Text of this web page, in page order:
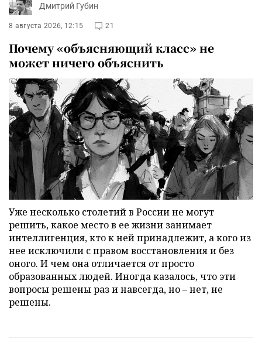
Дмитрий Губин
8 августа 2026, 12:15 21
Почему «объясняющий класс» не
может ничего объяснить
Уже несколько столетий в России не могут
решить, какое место в ее жизни занимает
интеллигенция, кто к ней принадлежит, а кого из
нее исключили с правом восстановления и без
оного. И чем она отличается от просто
образованных людей. Иногда казалось, что эти
вопросы решены раз и навсегда, но – нет, не
решены.